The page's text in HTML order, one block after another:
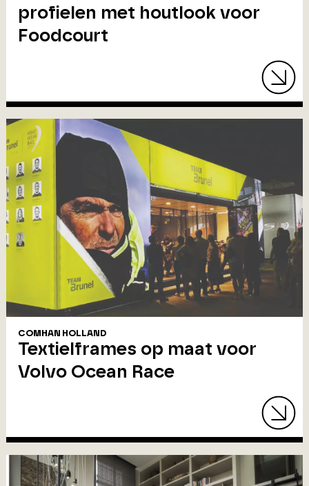
profielen met houtlook voor
Foodcourt
COMHAN HOLLAND
Textielframes op maat voor
Volvo Ocean Race